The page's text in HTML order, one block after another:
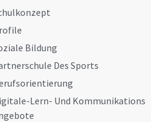
Bildung
Des Sports
Lern- Und Kommunikations